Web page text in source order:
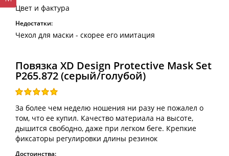
Цвет и фактура
Недостатки:
Чехол для маски - скорее его имитация
Повязка XD Design Protective Mask Set
P265.872 (серый/голубой)
За более чем неделю ношения ни разу не пожалел о
том, что ее купил. Качество материала на высоте,
дышится свободно, даже при легком беге. Крепкие
фиксаторы регулировки длины резинок
Достоинства: